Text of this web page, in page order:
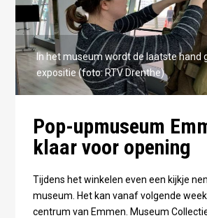
In het museum wordt de laatste hand
expositie (foto: RTV Drenthe)
Pop-upmuseum
klaar voor opening
Tijdens het winkelen even een kijkje
museum. Het kan vanaf volgende
centrum van Emmen. Museum